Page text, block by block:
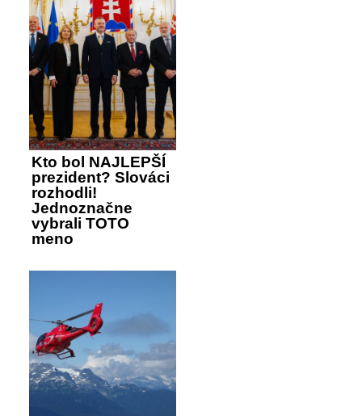
Kto bol NAJLEPŠÍ
prezident? Slováci
rozhodli!
Jednoznačne
vybrali TOTO
meno